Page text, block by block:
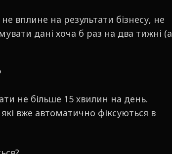
вплине на результати бізнесу, не
дані хоча б раз на два тижні (а
не більше 15 хвилин на день.
вже автоматично фіксуються в